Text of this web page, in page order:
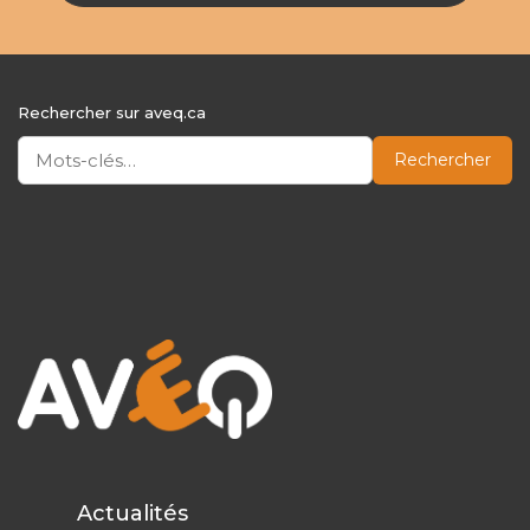
Rechercher sur aveq.ca
Rechercher
Actualités